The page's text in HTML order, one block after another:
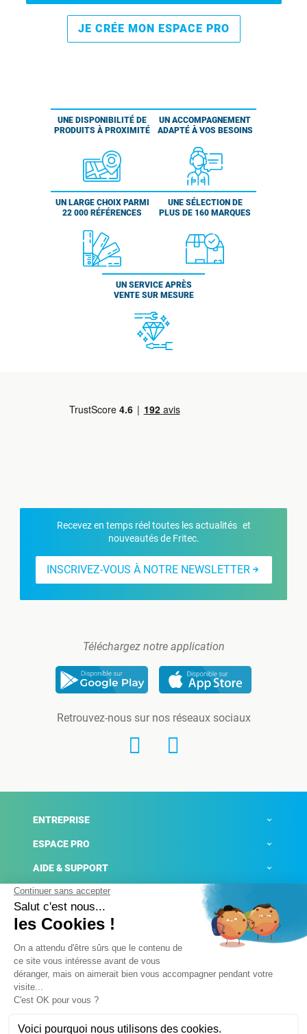
JE CRÉE MON ESPACE PRO
UNE DISPONIBILITÉ DE
PRODUITS À PROXIMITÉ
UN ACCOMPAGNEMENT
ADAPTÉ À VOS BESOINS
UN LARGE CHOIX PARMI
22 000 RÉFÉRENCES
UNE SÉLECTION DE
PLUS DE 160 MARQUES
UN SERVICE APRÈS
VENTE SUR MESURE
Recevez en temps réel toutes les actualités et
nouveautés de Fritec.
INSCRIVEZ-VOUS À NOTRE NEWSLETTER
Téléchargez notre application
Retrouvez-nous sur nos réseaux sociaux
ENTREPRISE
ESPACE PRO
AIDE & SUPPORT
ACTUALITÉS
Mentions légales